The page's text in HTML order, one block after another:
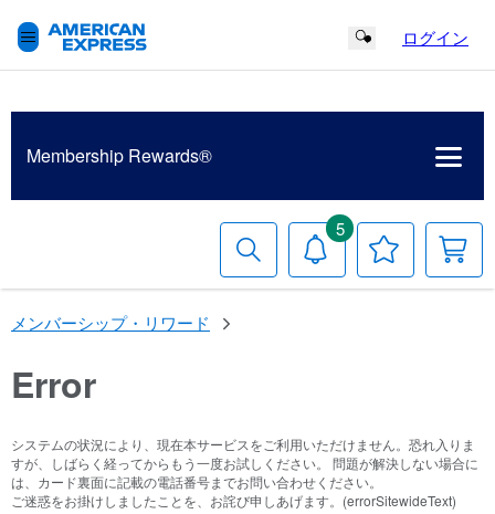
Search Button
ログイン
Membership Rewards®
検
す
お
ら
5
お
に
カ
ト
メンバーシップ・リワード
Error
システムの状況により、現在本サービスをご利用いただけません。恐れ入りま
すが、しばらく経ってからもう一度お試しください。 問題が解決しない場合に
は、カード裏面に記載の電話番号までお問い合わせください。
ご迷惑をお掛けしましたことを、お詫び申しあげます。(errorSitewideText)